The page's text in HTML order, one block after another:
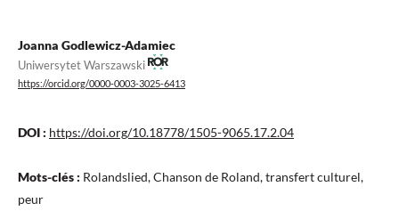
Joanna Godlewicz-Adamiec
Uniwersytet Warszawski
https://orcid.org/0000-0003-3025-6413
DOI : https://doi.org/10.18778/1505-9065.17.2.04
Mots-clés : Rolandslied, Chanson de Roland, transfert culturel,
peur